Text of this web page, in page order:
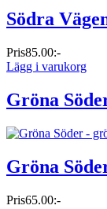
Södra
Pris85.00:-
Lägg i varukorg
Gröna
Gröna
Pris65.00:-